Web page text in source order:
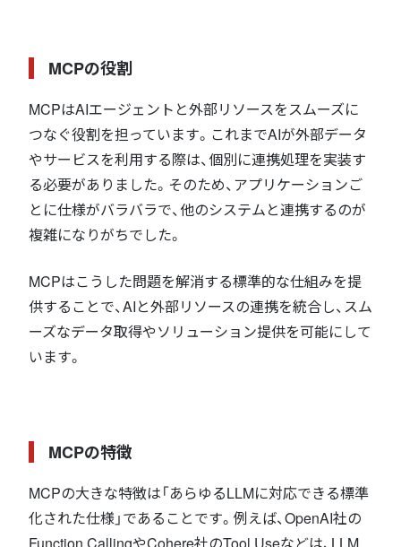
MCPの役割
MCPはAIエージェントと外部リソースをスムーズに
つなぐ役割を担っています。これまでAIが外部データ
やサービスを利用する際は、個別に連携処理を実装す
る必要がありました。そのため、アプリケーションご
とに仕様がバラバラで、他のシステムと連携するのが
複雑になりがちでした。
MCPはこうした問題を解消する標準的な仕組みを提
供することで、AIと外部リソースの連携を統合し、スム
ーズなデータ取得やソリューション提供を可能にして
います。
MCPの特徴
MCPの大きな特徴は「あらゆるLLMに対応できる標準
化された仕様」であることです。例えば、OpenAI社の
Function CallingやCohere社のTool Useなどは、LLM